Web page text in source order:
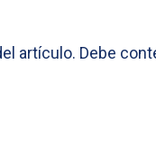
Debe